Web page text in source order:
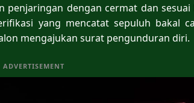
penjaringan dengan cermat dan sesuai
yang mencatat sepuluh bakal
mengajukan surat pengunduran diri.
ADVERTISEMENT